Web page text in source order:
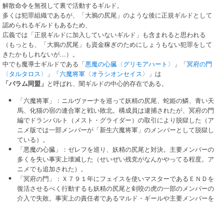
解散命令を無視して裏で活動するギルド。
多くは犯罪組織であるが、「大鴉の尻尾」のような後に正規ギルドとして
認められるギルドもあるため、
広義では「正規ギルドに加入していないギルド」も含まれると思われる
（もっとも、「大鴉の尻尾」も資金稼ぎのためにしょうもない犯罪をして
きたかもしれないが…）。
中でも魔導士ギルドである「悪魔の心臓〈グリモアハート〉 」「冥府の門
〈タルタロス〉
」「六魔将軍〈オラシオンセイス〉
」は
「バラム同盟」 と呼ばれ、闇ギルドの中心的存在である。
「六魔将軍」：ニルヴァーナを巡って妖精の尻尾、蛇姫の鱗、青い天
馬、化猫の宿の連合軍と戦い敗北。構成員は逮捕されたが、冥府の門
編でドランバルト（メスト・グライダー）の取引により脱獄した（ア
ニメ版では一部メンバーが「新生六魔将軍」のメンバーとして脱獄し
ている）。
「悪魔の心臓」：ゼレフを巡り、妖精の尻尾と対決。主要メンバーの
多くを失い事実上壊滅した（せいぜい残党がなんかやってる程度。ア
ニメでも追加された）。
「冥府の門」：Ｘ７９１年にフェイスを使いマスターであるＥＮＤを
復活させるべく行動するも妖精の尻尾と剣咬の虎の一部のメンバーの
介入で失敗。事実上の責任者であるマルド・ギールや主要メンバーを